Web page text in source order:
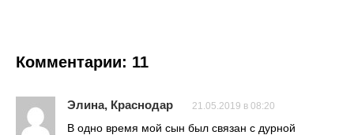
Комментарии: 11
Элина, Краснодар 21.05.2019 в 08:20
В одно время мой сын был связан с дурной